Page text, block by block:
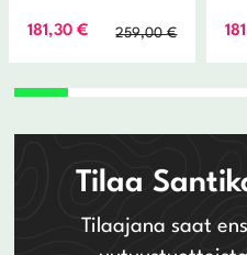
259,00€
181,30€
Nykyinen
Tilaa
Tilaajana saat